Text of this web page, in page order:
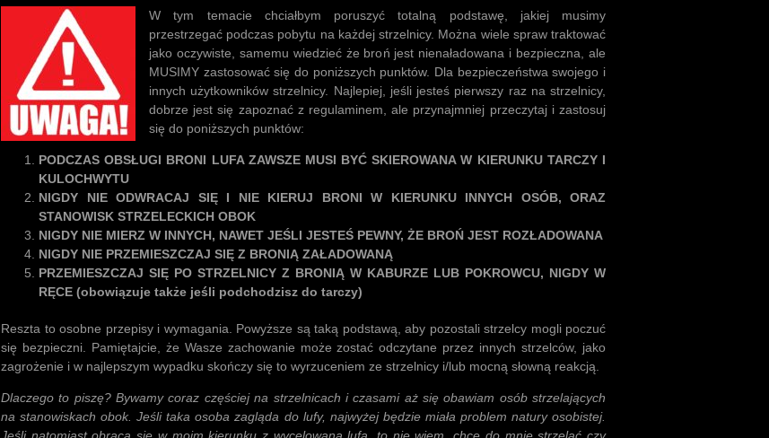
W tym temacie chciałbym poruszyć totalną podstawę, jakiej musimy
przestrzegać podczas pobytu na każdej strzelnicy. Można wiele spraw traktować
jako oczywiste, samemu wiedzieć że broń jest nienaładowana i bezpieczna, ale
MUSIMY zastosować się do poniższych punktów. Dla bezpieczeństwa swojego i
innych użytkowników strzelnicy. Najlepiej, jeśli jesteś pierwszy raz na strzelnicy,
dobrze jest się zapoznać z regulaminem, ale przynajmniej przeczytaj i zastosuj
się do poniższych punktów:
PODCZAS OBSŁUGI BRONI LUFA ZAWSZE MUSI BYĆ SKIEROWANA W KIERUNKU TARCZY I
KULOCHWYTU
NIGDY NIE ODWRACAJ SIĘ I NIE KIERUJ BRONI W KIERUNKU INNYCH OSÓB, ORAZ
STANOWISK STRZELECKICH OBOK
NIGDY NIE MIERZ W INNYCH, NAWET JEŚLI JESTEŚ PEWNY, ŻE BROŃ JEST ROZŁADOWANA
NIGDY NIE PRZEMIESZCZAJ SIĘ Z BRONIĄ ZAŁADOWANĄ
PRZEMIESZCZAJ SIĘ PO STRZELNICY Z BRONIĄ W KABURZE LUB POKROWCU, NIGDY W
RĘCE (obowiązuje także jeśli podchodzisz do tarczy)
Reszta to osobne przepisy i wymagania. Powyższe są taką podstawą, aby pozostali strzelcy mogli poczuć
się bezpieczni. Pamiętajcie, że Wasze zachowanie może zostać odczytane przez innych strzelców, jako
zagrożenie i w najlepszym wypadku skończy się to wyrzuceniem ze strzelnicy i/lub mocną słowną reakcją.
Dlaczego to piszę? Bywamy coraz częściej na strzelnicach i czasami aż się obawiam osób strzelających
na stanowiskach obok. Jeśli taka osoba zagląda do lufy, najwyżej będzie miała problem natury osobistej.